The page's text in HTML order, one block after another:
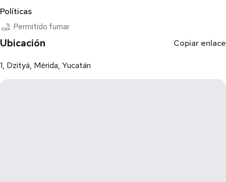
8.5 m
Frente del terreno
2
Políticas
Permitido fumar
Ubicación Copiar enlace
1, Dzityá, Mérida, Yucatán